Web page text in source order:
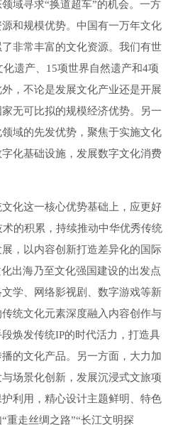
域寻求“换道超车”的机会。一方
和规模优势。中国有一万年文化
非常丰富的文化资源。我们有世
遗产、15项世界自然遗产和4项
，不论是发展文化产业还是开展
无可比拟的规模经济优势。另一
域的先发优势，聚焦于实施文化
化基础设施，发展数字文化消费
这一核心优势基础上，应更好
的积累，持续推动中华优秀传统
，以内容创新打造差异化的国际
出海乃至文化强国建设的出发点
学、网络影视剧、数字游戏等新
统文化元素深度融入内容创作与
焕发传统IP的时代活力，打造具
的文化产品。另一方面，大力加
场景化创新，发展沉浸式文旅项
利用，精心设计主题鲜明、特色
重走丝绸之路”“长江文明探